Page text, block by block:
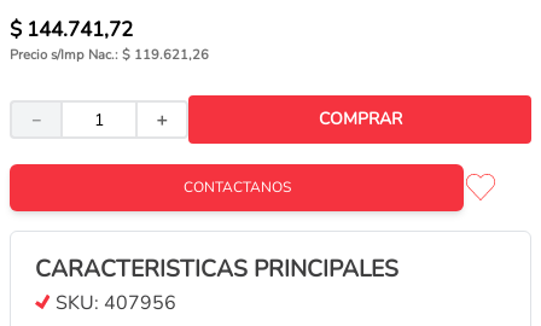
$ 144.741,72
Precio s/Imp Nac.: $ 119.621,26
＋
－ COMPRAR
CONTACTANOS
CARACTERISTICAS PRINCIPALES
SKU: 407956
BIDET DE PIE ROCA HALL - 1 ORIFICIO CON
BIDET DE PIE ROCA THE GAP - 1 ORIFICIO CON
LLUVIA BLANCO
CONTACTANOS
BIDET DE PIE ROCA MONACO CONFOT - 1